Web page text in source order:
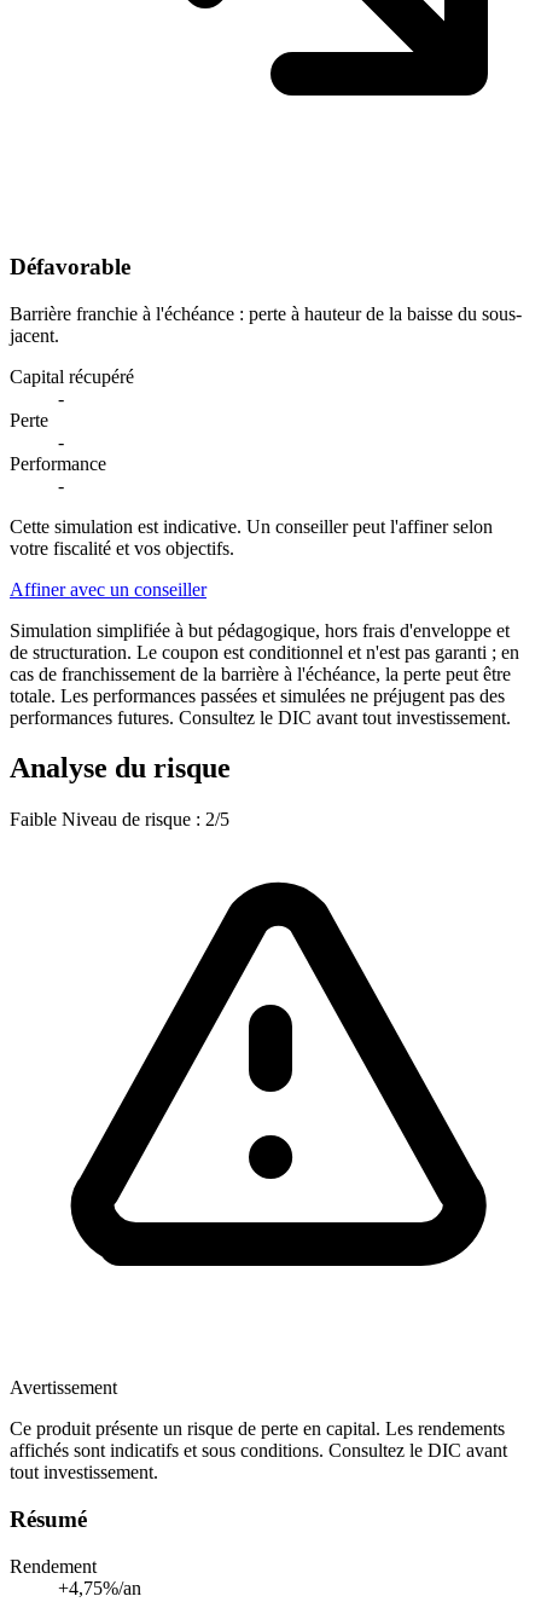
Défavorable
Barrière franchie à l'échéance : perte à hauteur de la baisse du sous-
jacent.
Capital récupéré
-
Perte
-
Performance
-
Cette simulation est indicative. Un conseiller peut l'affiner selon
votre fiscalité et vos objectifs.
Affiner avec un conseiller
Simulation simplifiée à but pédagogique, hors frais d'enveloppe et
de structuration. Le coupon est conditionnel et n'est pas garanti ; en
cas de franchissement de la barrière à l'échéance, la perte peut être
totale. Les performances passées et simulées ne préjugent pas des
performances futures. Consultez le DIC avant tout investissement.
Analyse du risque
Faible Niveau de risque : 2/5
Avertissement
Ce produit présente un risque de perte en capital. Les rendements
affichés sont indicatifs et sous conditions. Consultez le DIC avant
tout investissement.
Résumé
Rendement
+4,75%/an